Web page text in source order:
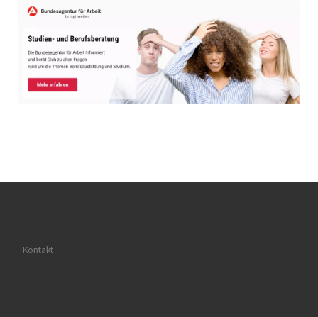
Kontakt